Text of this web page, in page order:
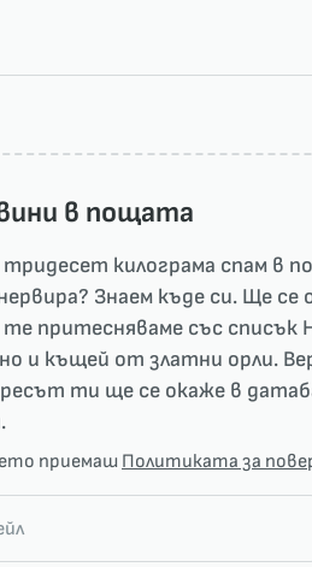
в пощата
килограма спам в
Знаем къде си. Ще се
те притесняваме със списък
и къщей от златни орли.
ти ще се окаже в
приемаш Политиката за